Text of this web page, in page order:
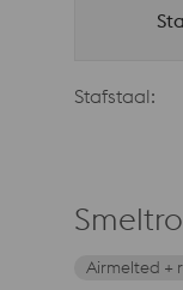
Stafstaal:
Airmelted +